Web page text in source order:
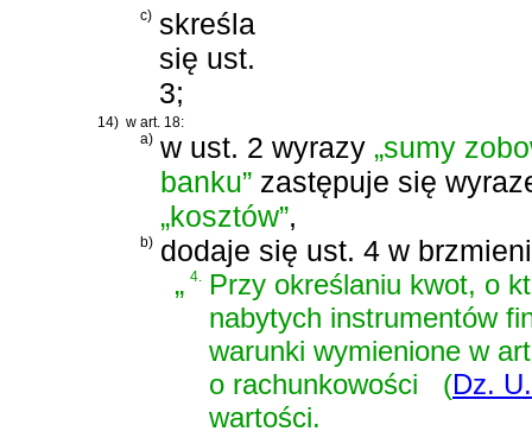
c) skreśla
się ust.
3;
14) w art. 18:
a) w ust. 2 wyrazy „sumy
banku” zastępuje się
„kosztów”,
b) dodaje się ust. 4 w
„4. Przy określaniu kwot, o
nabytych instrumentów
warunki wymienione w
o rachunkowości
(Dz.
wartości.